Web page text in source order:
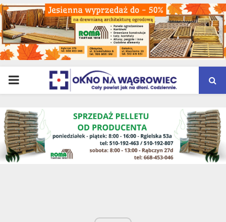
PRIMARY
MENU